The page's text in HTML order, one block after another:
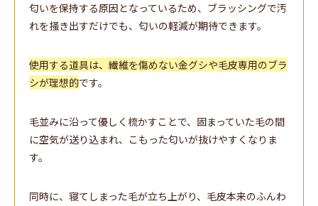
匂いを保持する原因となっているため、ブラッシングで汚
れを掻き出すだけでも、匂いの軽減が期待できます。
使用する道具は、繊維を傷めない金グシや毛皮専用のブラ
シが理想的です。
毛並みに沿って優しく梳かすことで、固まっていた毛の間
に空気が送り込まれ、こもった匂いが抜けやすくなりま
す。
同時に、寝てしまった毛が立ち上がり、毛皮本来のふんわ